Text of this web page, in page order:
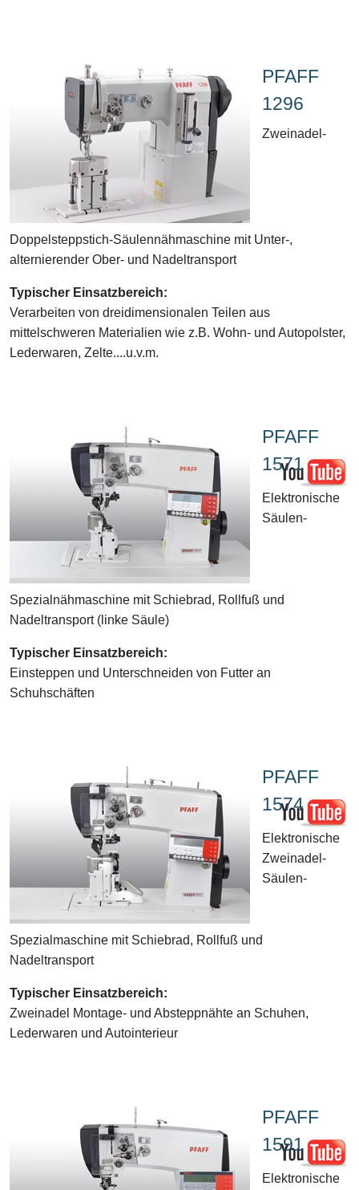
PFAFF
1296
Zweinadel-
Doppelsteppstich-Säulennähmaschine mit Unter-,
alternierender Ober- und Nadeltransport
Typischer Einsatzbereich:
Verarbeiten von dreidimensionalen Teilen aus
mittelschweren Materialien wie z.B. Wohn- und Autopolster,
Lederwaren, Zelte....u.v.m.
PFAFF
1571
Elektronische
Säulen-
Spezialnähmaschine mit Schiebrad, Rollfuß und
Nadeltransport (linke Säule)
Typischer Einsatzbereich:
Einsteppen und Unterschneiden von Futter an
Schuhschäften
PFAFF
1574
Elektronische
Zweinadel-
Säulen-
Spezialmaschine mit Schiebrad, Rollfuß und
Nadeltransport
Typischer Einsatzbereich:
Zweinadel Montage- und Absteppnähte an Schuhen,
Lederwaren und Autointerieur
PFAFF
1591
Elektronische